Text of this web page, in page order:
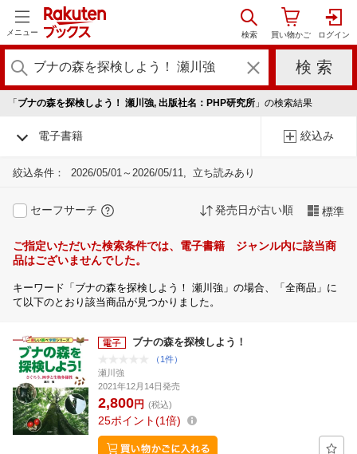
メニュー
「 ブナの森を探検しよう！ 瀬川強, 出版社名：PHP研究所 」の検索結果
電子書籍 絞込み
絞込条件： 2026/05/01～2026/05/11 立ち読みあり
セーフサーチ 発売日が古い順 標準
ご指定いただいた検索条件では、電子書籍 ジャンル内に該当商
品はございませんでした。
キーワード「ブナの森を探検しよう！ 瀬川強」の場合、「全商品」に
て以下のとおり該当商品が見つかりました。
ブナの森を探検しよう！
（1件）
瀬川強
2021年12月14日発売
2,800円 (税込)
25ポイント 1倍